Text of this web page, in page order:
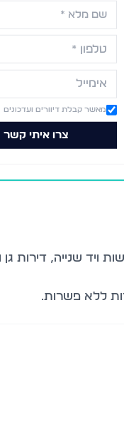
מאשר קבלת דיוורים ועדכונים
צרו איתי קשר
שנייה, דירות גן
ללא פשרות.